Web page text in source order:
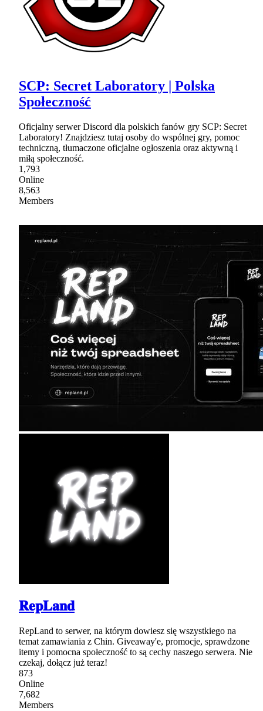
SCP: Secret Laboratory | Polska
Społeczność
Oficjalny serwer Discord dla polskich fanów gry SCP: Secret
Laboratory! Znajdziesz tutaj osoby do wspólnej gry, pomoc
techniczną, tłumaczone oficjalne ogłoszenia oraz aktywną i
miłą społeczność.
1,793
Online
8,563
Members
𝐑𝐞𝐩𝐋𝐚𝐧𝐝
RepLand to serwer, na którym dowiesz się wszystkiego na
temat zamawiania z Chin. Giveaway'e, promocje, sprawdzone
itemy i pomocna społeczność to są cechy naszego serwera. Nie
czekaj, dołącz już teraz!
873
Online
7,682
Members